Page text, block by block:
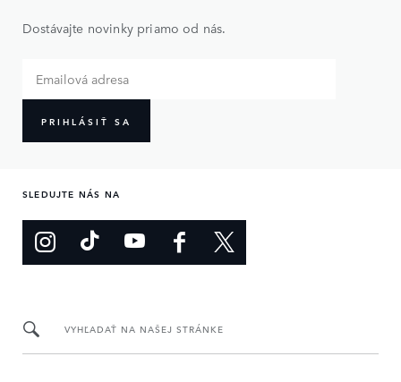
Dostávajte novinky priamo od nás.
PRIHLÁSIŤ SA
SLEDUJTE NÁS NA
VYHĽADAŤ NA NAŠEJ STRÁNKE